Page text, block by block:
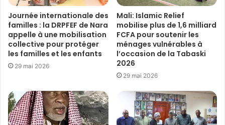
Journée internationale des
familles : la DRPFEF de Nara
appelle à une mobilisation
collective pour protéger
les familles et les enfants
29 mai 2026
Mali: Islamic Relief
mobilise plus de 1,6 milliard
FCFA pour soutenir les
ménages vulnérables à
l’occasion de la Tabaski
2026
29 mai 2026